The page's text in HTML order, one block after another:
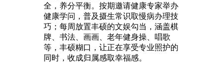
全，养分平衡。按期邀请健康专家举办
健康学问，普及摄生常识取慢病办理技
巧；每周放置丰硕的文娱勾当，涵盖棋
牌、书法、画画、老年健身操、唱歌
等，丰硕糊口，让正在享受专业照护的
同时，收成归属感取幸福感。